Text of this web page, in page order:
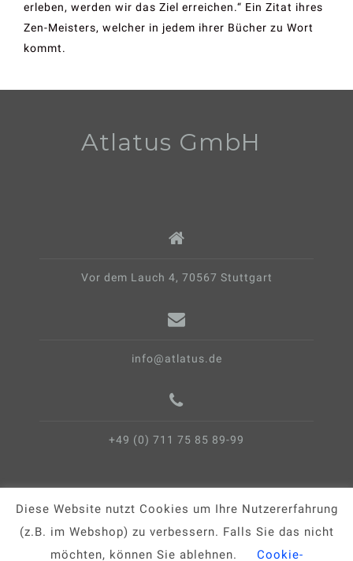
erleben, werden wir das Ziel erreichen.“ Ein Zitat ihres
Zen-Meisters, welcher in jedem ihrer Bücher zu Wort
kommt.
Atlatus GmbH
Vor dem Lauch 4, 70567 Stuttgart
info@atlatus.de
+49 (0) 711 75 85 89-99
Impressum AGB Datenschutz
Diese Website nutzt Cookies um Ihre Nutzererfahrung
(z.B. im Webshop) zu verbessern. Falls Sie das nicht
möchten, können Sie ablehnen.
Cookie-